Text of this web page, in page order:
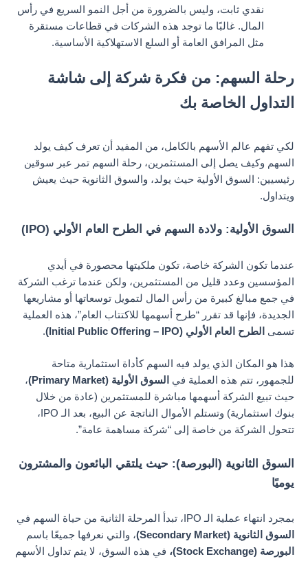
نقدي ثابت، وليس بالضرورة من أجل النمو السريع في رأس
المال. غالبًا ما توجد هذه الشركات في قطاعات مستقرة
مثل المرافق العامة أو السلع الاستهلاكية الأساسية.
رحلة السهم: من فكرة شركة إلى شاشة
التداول الخاصة بك
لكي تفهم عالم الأسهم بالكامل، من المفيد أن تعرف كيف يولد
السهم وكيف يصل إلى المستثمرين، رحلة السهم تمر عبر سوقين
رئيسيين: السوق الأولية حيث يولد، والسوق الثانوية حيث يعيش
ويتداول.
السوق الأولية: ولادة السهم في الطرح العام الأولي (IPO)
عندما تكون الشركة خاصة، تكون ملكيتها محصورة في أيدي
المؤسسين وعدد قليل من المستثمرين، ولكن عندما ترغب الشركة
في جمع مبالغ كبيرة من رأس المال لتمويل توسعاتها أو مشاريعها
الجديدة، فإنها قد تقرر “طرح أسهمها للاكتتاب العام”، هذه العملية
تسمى
الطرح العام الأولي (Initial Public Offering – IPO) .
هذا هو المكان الذي يولد فيه السهم كأداة استثمارية متاحة
للجمهور، تتم هذه العملية في
السوق الأولية (Primary Market)
،
حيث تبيع الشركة أسهمها مباشرة للمستثمرين (عادة من خلال
بنوك استثمارية) وتستلم الأموال الناتجة عن البيع، بعد الـ IPO،
تتحول الشركة من خاصة إلى “شركة مساهمة عامة”.
السوق الثانوية (البورصة): حيث يلتقي البائعون والمشترون
يوميًا
بمجرد انتهاء عملية الـ IPO، تبدأ المرحلة الثانية من حياة السهم في
السوق الثانوية (Secondary Market)
، والتي نعرفها جميعًا باسم
البورصة (Stock Exchange)،
في هذه السوق، لا يتم تداول الأسهم